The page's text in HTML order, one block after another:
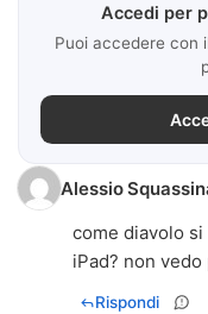
Accedi per
Puoi accedere con
Alessio
come diavolo
iPad? non
Rispondi